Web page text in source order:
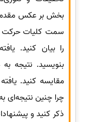
بخش بر عکس
سمت کلیات حرکت
را بیان کنید.
بنویسید. نتیجه
مقایسه کنید.
چرا چنین
ذکر کنید و